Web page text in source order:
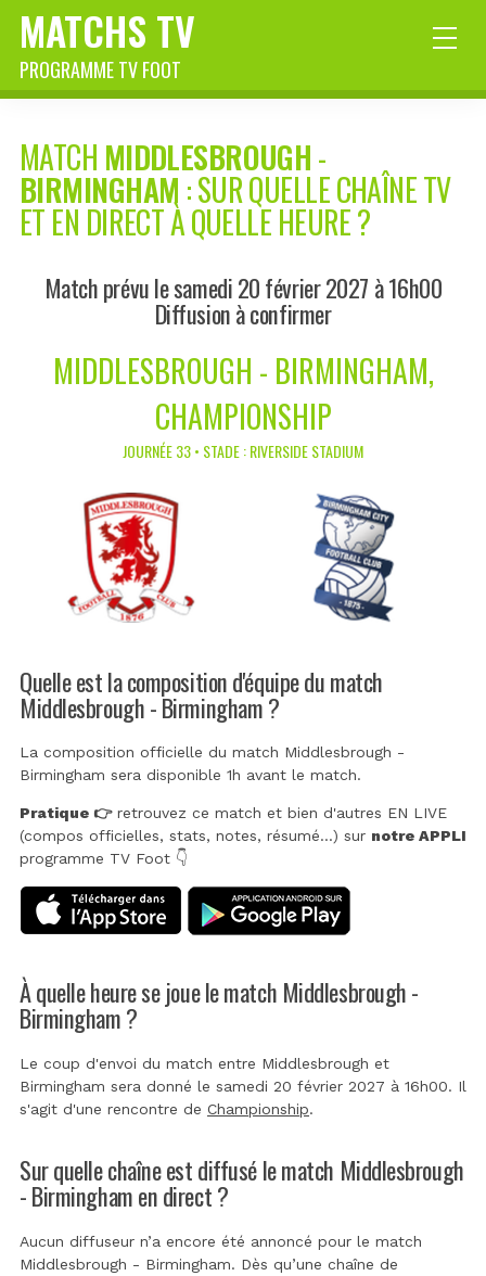
MATCHS TV
PROGRAMME TV FOOT
MATCH MIDDLESBROUGH-
BIRMINGHAM : SUR QUELLE CHAÎNE TV
ET EN DIRECT À QUELLE HEURE ?
Match prévu le samedi 20 février 2027 à 16h00
Diffusion à confirmer
MIDDLESBROUGH - BIRMINGHAM,
CHAMPIONSHIP
JOURNÉE 33 • STADE : RIVERSIDE STADIUM
Quelle est la composition d'équipe du match
Middlesbrough - Birmingham ?
La composition officielle du match Middlesbrough -
Birmingham sera disponible 1h avant le match.
Pratique 👉retrouvez ce match et bien d'autres EN LIVE
(compos officielles, stats, notes, résumé...) sur notre APPLI
programme TV Foot 👇
À quelle heure se joue le match Middlesbrough -
Birmingham ?
Le coup d'envoi du match entre Middlesbrough et
Birmingham sera donné le samedi 20 février 2027 à 16h00. Il
s'agit d'une rencontre de Championship.
Sur quelle chaîne est diffusé le match Middlesbrough
- Birmingham en direct ?
Aucun diffuseur n’a encore été annoncé pour le match
Middlesbrough - Birmingham. Dès qu’une chaîne de